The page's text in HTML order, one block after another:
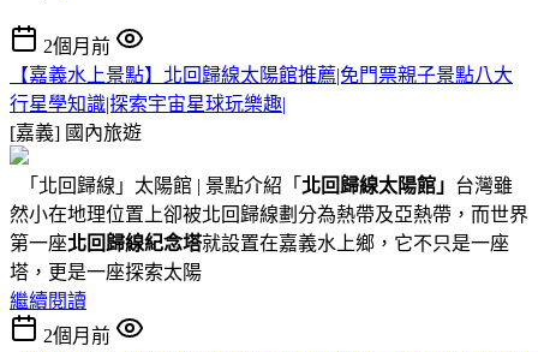
2個月前
【嘉義水上景點】北回歸線太陽館推薦|免門票親子景點八大
行星學知識|探索宇宙星球玩樂趣|
[嘉義] 國內旅遊
「北回歸線」太陽館 | 景點介紹「 北回歸線太陽館」 台灣雖
然小在地理位置上卻被北回歸線劃分為熱帶及亞熱帶，而世界
第一座北回歸線紀念塔就設置在嘉義水上鄉，它不只是一座
塔，更是一座探索太陽
繼續閱讀
2個月前